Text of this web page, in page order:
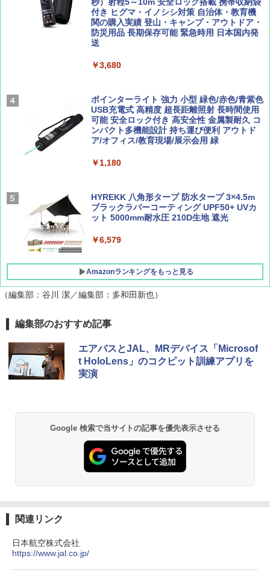
Coyote No.89 特集 星野道夫 夢見る旅
AIRLINE（エアライン）2026年9月号【特
集】ボーイング110周年を祝して！
￥1,760
A26 地球の歩き方 チェコ ポーランド スロヴ
ァキア 2026～2027 地球の歩き方A ヨーロッ
新しい日本地理 地図・統計・移動から読み
解く (講談社現代新書)
￥1,540
テント ワンタッチ RENEW 幅200 2-3人用 43
500002(89232)
￥5,999
ーティング フルクローズ メッシュ 3-4人用
簡単設置 ポップアップテント エクルベージ
ュ(BC仕様) PATC-150B(EB)
￥9,990
イド ブラックコーティング フルクローズ メ
ッシュ 4人用 簡単設置 ポップアップテント P
ATCW-150B エクルベージュ
￥-
付き ヒグマ・イノシシ対策 自治体・教育機
関の購入実績 登山・キャンプ・アウトドア・
防災用品 長期保存可能 緊急時用 日本国内発
送
￥3,680
ポインターライト 強力 小型 緑色/赤色/青紫色
USB充電式 高精度 超長距離照射 長時間使用
可能 安全ロック付き 高安全性 金属製耐久 コ
ンパクト多機能設計 持ち運び便利 アウトド
ア/オフィス/教育現場/展示会用 緑
￥1,180
HYREKK 八角形タープ 防水タープ 3×4.5m
ブラックラバーコーティング UPF50+ UVカ
ット 5000mm耐水圧 210D生地 遮光
￥6,579
Amazonランキングをもっと見る
（編集部：谷川 潔／編集部：多和田新也）
編集部のおすすめ記事
エアバスとJAL、MRデバイス「Microsof
t HoloLens」のコクピット訓練アプリを
実演
Google 検索で当サイトの記事を優先表示させる
関連リンク
日本航空株式会社
https://www.jal.co.jp/